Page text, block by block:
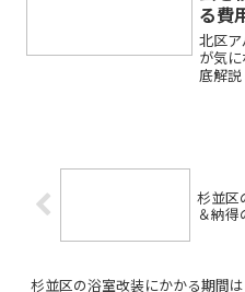
る費
北区
が気
底解
て使
たい
杉並区
＆納
杉並区の浴室改装にかかる期間